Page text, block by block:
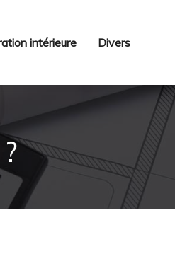
intérieure Divers